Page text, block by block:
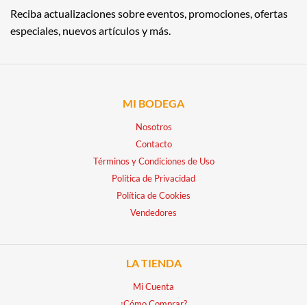
Reciba actualizaciones sobre eventos, promociones, ofertas
especiales, nuevos artículos y más.
MI BODEGA
Nosotros
Contacto
Términos y Condiciones de Uso
Política de Privacidad
Política de Cookies
Vendedores
LA TIENDA
Mi Cuenta